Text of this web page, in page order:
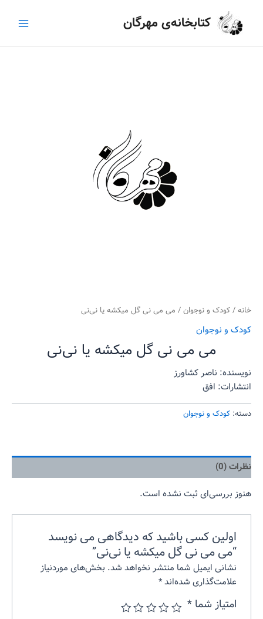
کتابخانه‌ی مهرگان
Menu
خانه/کودک و نوجوان/ می می نی گل میکشه یا نی‌نی
کودک و نوجوان
می می نی گل میکشه یا نی‌نی
نویسنده: ناصر کشاورز
انتشارات: افق
دسته: کودک و نوجوان
نظرات (0)
هنوز بررسی‌ای ثبت نشده است.
اولین کسی باشید که دیدگاهی می نویسد
“می می نی گل میکشه یا نی‌نی”
نشانی ایمیل شما منتشر نخواهد شد. بخش‌های موردنیاز
علامت‌گذاری شده‌اند*
امتیاز شما*